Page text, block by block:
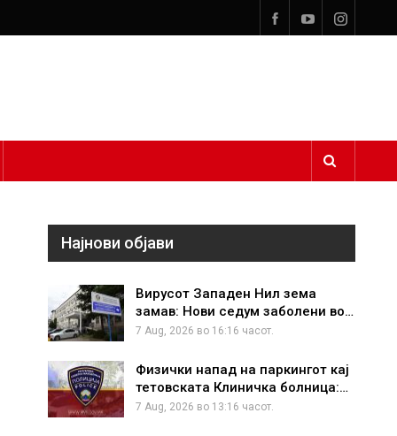
Најнови објави
Вирусот Западен Нил зема
замав: Нови седум заболени во…
7 Aug, 2026 во 16:16 часот.
Физички напад на паркингот кај
тетовската Клиничка болница:…
7 Aug, 2026 во 13:16 часот.